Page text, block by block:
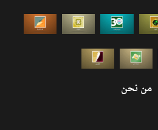
من نحن